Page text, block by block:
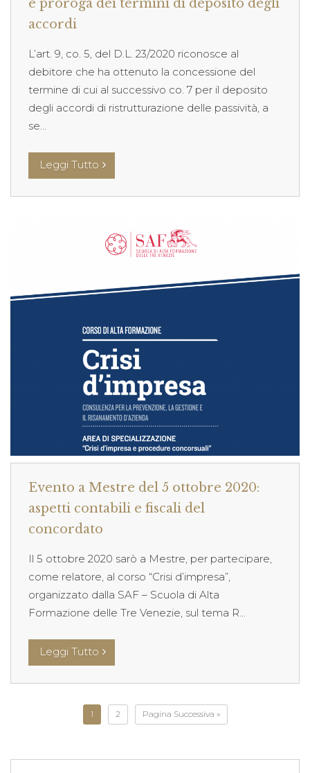
e proroga dei termini di deposito degli
accordi
L’art. 9, co. 5, del D.L. 23/2020 riconosce al
debitore che ha ottenuto la concessione del
termine di cui al successivo co. 7 per il deposito
degli accordi di ristrutturazione delle passività, a
se...
Leggi Tutto
Evento a Mestre del 5 ottobre 2020:
aspetti contabili e fiscali del
concordato
Il 5 ottobre 2020 sarò a Mestre, per partecipare,
come relatore, al corso “Crisi d’impresa”,
organizzato dalla SAF – Scuola di Alta
Formazione delle Tre Venezie, sul tema R...
Leggi Tutto
1 2 Pagina Successiva »